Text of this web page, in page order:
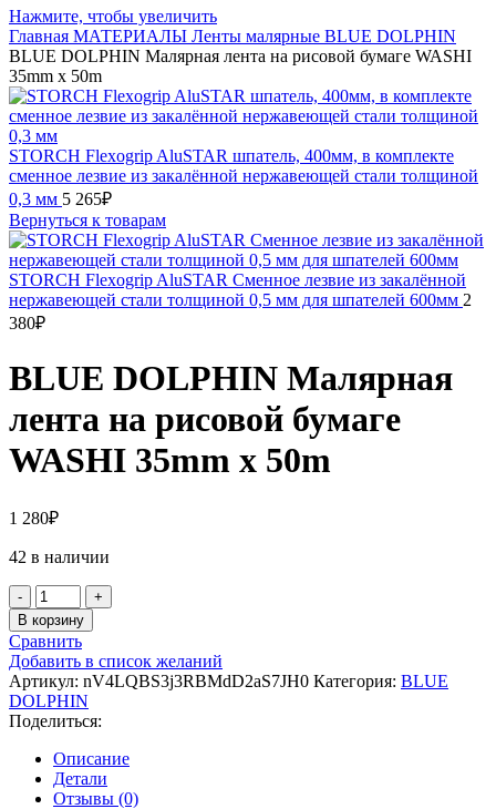
Нажмите, чтобы увеличить
Главная МАТЕРИАЛЫ Ленты малярные BLUE DOLPHIN
BLUE DOLPHIN Малярная лента на рисовой бумаге WASHI
35mm x 50m
STORCH Flexogrip AluSTAR шпатель, 400мм, в комплекте
сменное лезвие из закалённой нержавеющей стали толщиной
0,3 мм 5 265₽
Вернуться к товарам
STORCH Flexogrip AluSTAR Cменное лезвие из закалённой
нержавеющей стали толщиной 0,5 мм для шпателей 600мм 2
380₽
BLUE DOLPHIN Малярная
лента на рисовой бумаге
WASHI 35mm x 50m
1 280₽
42 в наличии
Количество
товара
BLUE
DOLPHIN
Малярная
лента
на
рисовой
бумаге
WASHI
35mm
В корзину
Сравнить
Добавить в список желаний
Артикул: nV4LQBS3j3RBMdD2aS7JH0 Категория: BLUE
DOLPHIN
Поделиться:
Описание
Детали
Отзывы (0)